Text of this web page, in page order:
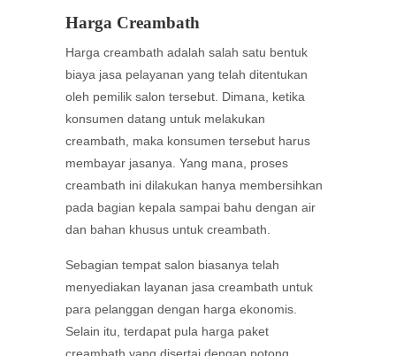
Harga Creambath
Harga creambath adalah salah satu bentuk
biaya jasa pelayanan yang telah ditentukan
oleh pemilik salon tersebut. Dimana, ketika
konsumen datang untuk melakukan
creambath, maka konsumen tersebut harus
membayar jasanya. Yang mana, proses
creambath ini dilakukan hanya membersihkan
pada bagian kepala sampai bahu dengan air
dan bahan khusus untuk creambath.
Sebagian tempat salon biasanya telah
menyediakan layanan jasa creambath untuk
para pelanggan dengan harga ekonomis.
Selain itu, terdapat pula harga paket